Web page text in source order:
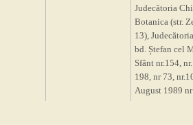
Judecătoria
Botanica (str.
13),
bd. Ștefan cel
Sfânt nr.154,
198, nr 73,
August 1989 nr